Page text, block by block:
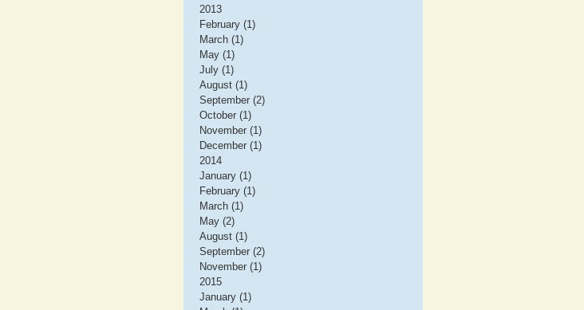
2013
February (1)
March (1)
May (1)
July (1)
August (1)
September (2)
October (1)
November (1)
December (1)
2014
January (1)
February (1)
March (1)
May (2)
August (1)
September (2)
November (1)
2015
January (1)